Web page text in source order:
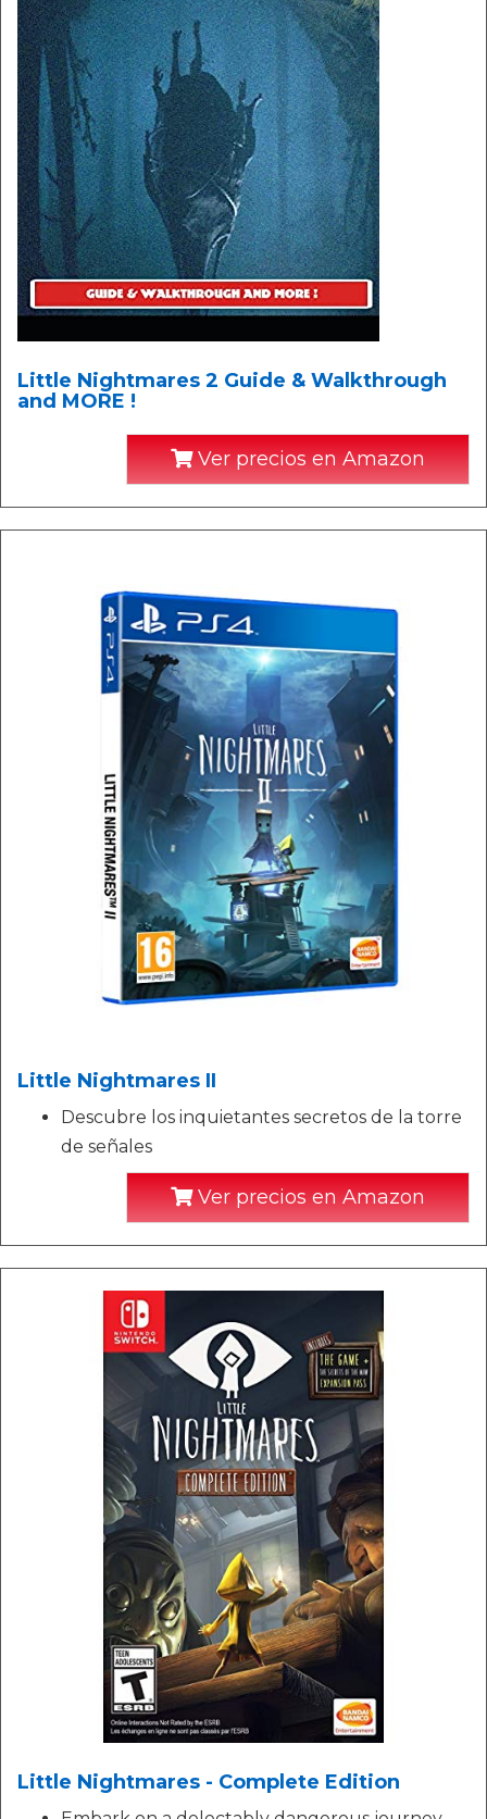
Little Nightmares 2 Guide & Walkthrough
and MORE !
Ver precios en Amazon
Little Nightmares II
Descubre los inquietantes secretos de la torre
de señales
Ver precios en Amazon
Little Nightmares - Complete Edition